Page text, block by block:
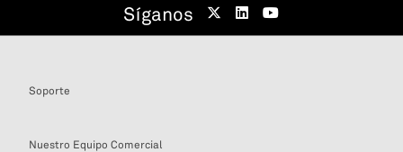
Síganos
Soporte
Nuestro Equipo Comercial